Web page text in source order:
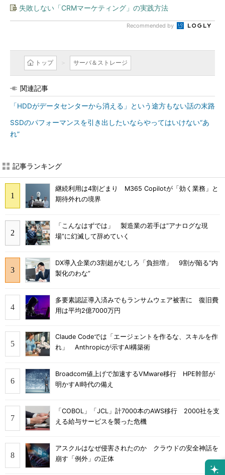
失敗しない「CRMマーケティング」の実践方法
Recommended by
トップ サーバ＆ストレージ
関連記事
「HDDがデータセンターから消える」という途方もない話の末路
SSDのパフォーマンスを引き出したいならやってはいけない“あ
れ”
記事ランキング
継続利用は4割どまり M365 Copilotが「効く業務」と
期待外れの境界
「こんなはずでは」 製造業の若手は“アナログな現
場”に幻滅して辞めていく
DX導入企業の3割超がむしろ「負担増」 9割が陥る“内
製化のわな”
多要素認証導入済みでもランサムウェア被害に 復旧費
用は平均2億7000万円
Claude Codeでは「エージェントを作るな、スキルを作
れ」 Anthropicが示すAI構築術
Broadcom値上げで加速するVMware移行 HPE幹部が
明かすAI時代の備え
「COBOL」「JCL」計7000本のAWS移行 2000社を支
える給与サービスを襲った危機
アスクルはなぜ侵害されたのか クラウドの安全神話を
崩す「例外」の正体